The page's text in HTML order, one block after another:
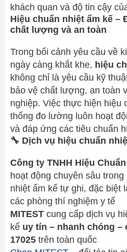
khách quan và độ tin cậy
Hiệu chuẩn nhiệt ẩm kế –
chất lượng và an toàn
Trong bối cảnh yêu cầu về
ngày càng khắt khe, hiệu
không chỉ là yêu cầu kỹ
bảo vệ chất lượng, an toàn
nghiệp. Việc thực hiện hiệu
thống đo lường luôn hoạt
và đáp ứng các tiêu chuẩn
🔧 Dịch vụ hiệu chuẩn
Công ty TNHH Hiệu
hoạt động chuyên sâu
nhiệt ẩm kế tự ghi, đặc biệt
các phòng thí nghiệm y tế
MITESTcung cấp dịch vụ
kếuy tín – nhanh chóng –
17025trên toàn quốc